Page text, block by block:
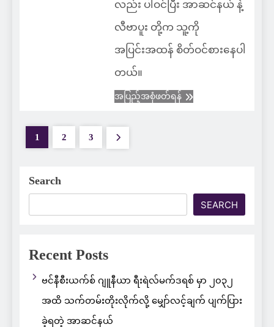
လည်း ပါဝင်ပြီး အာဆင်နယ် နဲ့
လီဗာပူး တို့က သူ့ကို
အပြင်းအထန် စိတ်ဝင်စားနေပါ
တယ်။
အပြည့်အစုံဖတ်ရန်
1 2 3
Search
SEARCH
Recent Posts
ဗင်နီစီးယက်စ် ဂျူနီယာ ရီးရဲလ်မက်ဒရစ် မှာ ၂၀၃၂
အထိ သက်တမ်းတိုးလိုက်လို့ မျှော်လင့်ချက် ပျက်ပြား
ခဲ့ရတဲ့ အာဆင်နယ်